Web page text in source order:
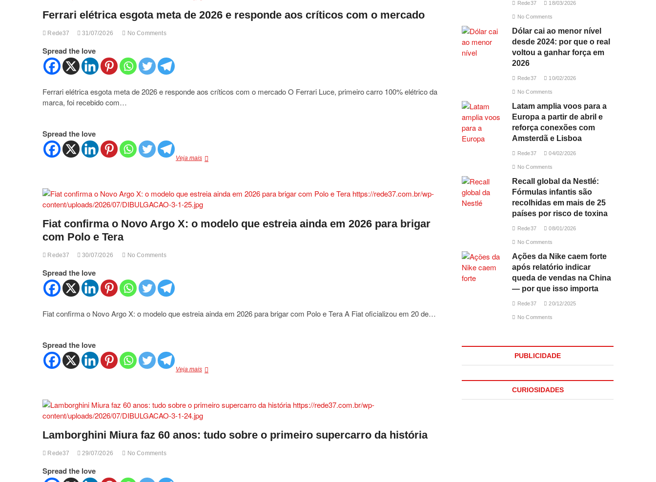
em
carbono
e
Ferrari elétrica esgota meta de 2026 e responde aos críticos com o mercado
Rede37 31/07/2026 No Comments
Spread the love
Ferrari elétrica esgota meta de 2026 e responde aos críticos com o mercado O Ferrari Luce, primeiro carro 100% elétrico da
marca, foi recebido com…
Spread the love
Veja maisFerrari
de
e
responde
aos
Fiat confirma o Novo Argo X: o modelo que estreia ainda em 2026 para brigar
com Polo e Tera
Rede37 30/07/2026 No Comments
Spread the love
Fiat confirma o Novo Argo X: o modelo que estreia ainda em 2026 para brigar com Polo e Tera A Fiat oficializou em 20 de…
Spread the love
Veja maisFiat
Argo
o
modelo
que
Lamborghini Miura faz 60 anos: tudo sobre o primeiro supercarro da história
Rede37 29/07/2026 No Comments
Spread the love
Rede37 18/03/2026
No Comments
Dólar cai ao menor nível
desde 2024: por que o real
voltou a ganhar força em
2026
Rede37 10/02/2026
No Comments
Latam amplia voos para a
Europa a partir de abril e
reforça conexões com
Amsterdã e Lisboa
Rede37 04/02/2026
No Comments
Recall global da Nestlé:
Fórmulas infantis são
recolhidas em mais de 25
países por risco de toxina
Rede37 08/01/2026
No Comments
Ações da Nike caem forte
após relatório indicar
queda de vendas na China
— por que isso importa
Rede37 20/12/2025
No Comments
PUBLICIDADE
CURIOSIDADES